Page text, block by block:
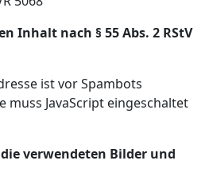
Inhalt nach § 55 Abs. 2 RStV
ist vor Spambots
muss JavaScript eingeschaltet
verwendeten Bilder und